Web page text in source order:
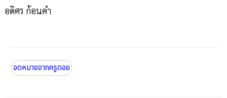
อดิศร ก้อนคำ
จดหมายจากครูดอย